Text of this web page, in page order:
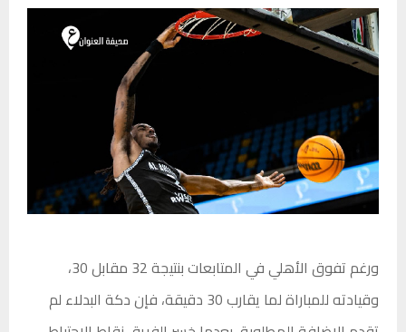
ورغم تفوق الأهلي في المتابعات بنتيجة 32 مقابل 30،
وقيادته للمباراة لما يقارب 30 دقيقة، فإن دكة البدلاء لم